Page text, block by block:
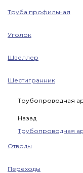
Труба профильная
Уголок
Швеллер
Шестигранник
Трубопроводная
Назад
Трубопроводная
Отводы
Переходы